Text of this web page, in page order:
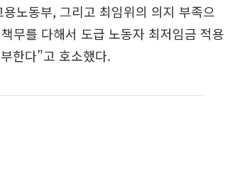
노동부, 그리고 최임위의 의지 부족으
무를 다해서 도급 노동자 최저임금 적용
한다”고 호소했다.